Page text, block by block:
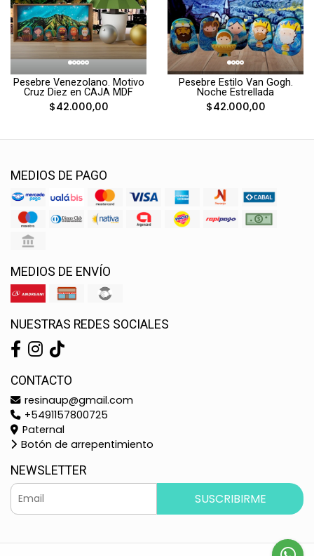
Pesebre Venezolano. Motivo
Cruz Diez en CAJA MDF
$42.000,00
Pesebre Estilo Van Gogh.
Noche Estrellada
$42.000,00
MEDIOS DE PAGO
MEDIOS DE ENVÍO
NUESTRAS REDES SOCIALES
CONTACTO
resinaup@gmail.com
+5491157800725
Paternal
Botón de arrepentimiento
NEWSLETTER
SUSCRIBIRME